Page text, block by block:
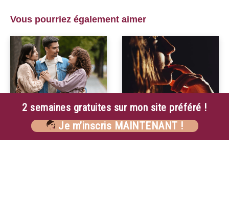
2 semaines gratuites sur mon site préféré !
Je m’inscris MAINTENANT !
Vous pourriez également aimer
Histoire érotique : Mon
Premier Plan à Trois
Histoire Érotique : Ta Petite
Soumise